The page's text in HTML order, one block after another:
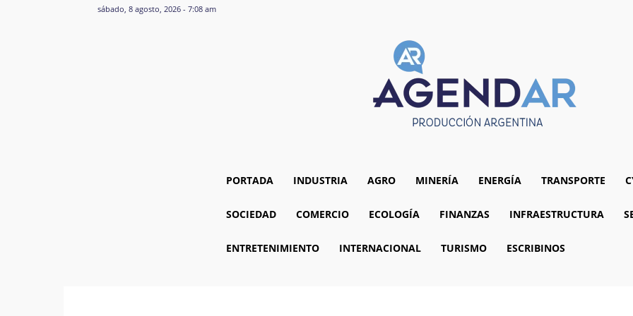
sábado, 8 agosto, 2026 - 7:08 am
PORTADA INDUSTRIA AGRO MINERÍA ENERGÍA TRANSPORTE
SOCIEDAD COMERCIO ECOLOGÍA FINANZAS INFRAESTRUCTURA
ENTRETENIMIENTO INTERNACIONAL TURISMO ESCRIBINOS